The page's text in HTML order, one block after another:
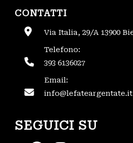
CONTATTI
Via Italia, 29/A 13900
Telefono:
393 6136027
Email:
info@lefateargentate.it
SEGUICI SU